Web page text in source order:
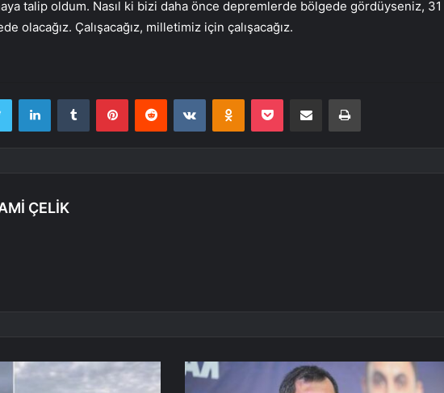
talip oldum. Nasıl ki bizi daha önce depremlerde bölgede gördüyseniz, 31
olacağız. Çalışacağız, milletimiz için çalışacağız.
Twitter LinkedInTumblr PinterestReddit VKontakteOdnoklassniki
Pocket E-Posta ile paylaş Yazdır
ÇELİK